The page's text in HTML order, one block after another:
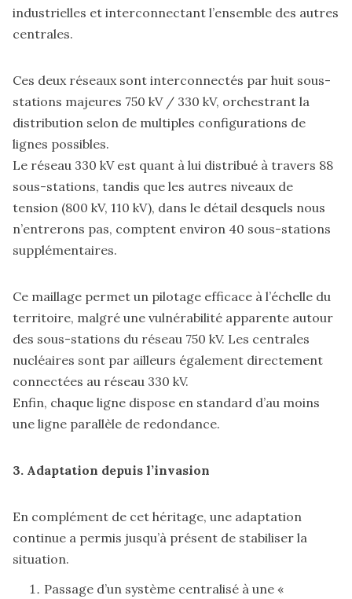
industrielles et interconnectant l’ensemble des autres
centrales.
Ces deux réseaux sont interconnectés par huit sous-
stations majeures 750 kV / 330 kV, orchestrant la
distribution selon de multiples configurations de
lignes possibles.
Le réseau 330 kV est quant à lui distribué à travers 88
sous-stations, tandis que les autres niveaux de
tension (800 kV, 110 kV), dans le détail desquels nous
n’entrerons pas, comptent environ 40 sous-stations
supplémentaires.
Ce maillage permet un pilotage efficace à l’échelle du
territoire, malgré une vulnérabilité apparente autour
des sous-stations du réseau 750 kV. Les centrales
nucléaires sont par ailleurs également directement
connectées au réseau 330 kV.
Enfin, chaque ligne dispose en standard d’au moins
une ligne parallèle de redondance.
3. Adaptation depuis l’invasion
En complément de cet héritage, une adaptation
continue a permis jusqu’à présent de stabiliser la
situation.
Passage d’un système centralisé à une «